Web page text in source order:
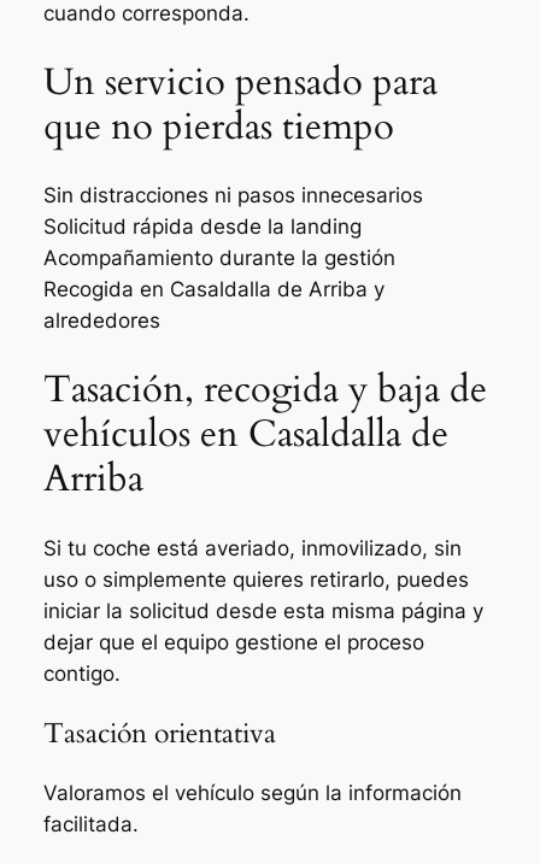
cuando corresponda.
Un servicio pensado para
que no pierdas tiempo
Sin distracciones ni pasos innecesarios
Solicitud rápida desde la landing
Acompañamiento durante la gestión
Recogida en Casaldalla de Arriba y
alrededores
Tasación, recogida y baja de
vehículos en Casaldalla de
Arriba
Si tu coche está averiado, inmovilizado, sin
uso o simplemente quieres retirarlo, puedes
iniciar la solicitud desde esta misma página y
dejar que el equipo gestione el proceso
contigo.
Tasación orientativa
Valoramos el vehículo según la información
facilitada.